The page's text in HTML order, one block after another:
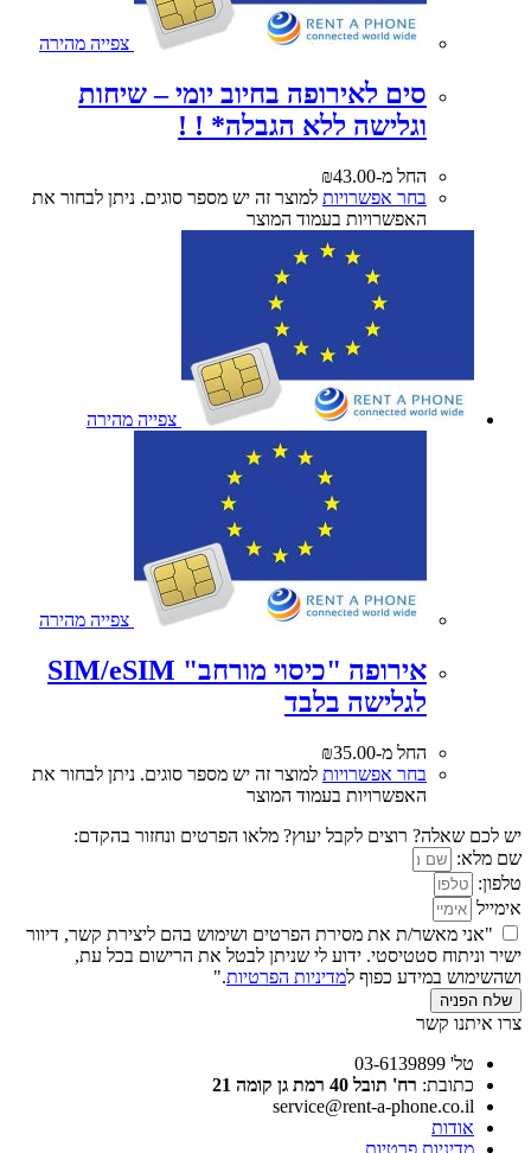
צפייה מהירה
סים לאירופה בחיוב יומי – שיחות
וגלישה ללא הגבלה* ! !
החל מ- ₪43.00
בחר אפשרויות למוצר זה יש מספר סוגים. ניתן לבחור את
האפשרויות בעמוד המוצר
צפייה מהירה
צפייה מהירה
אירופה "כיסוי מורחב" SIM/eSIM
לגלישה בלבד
החל מ- ₪35.00
בחר אפשרויות למוצר זה יש מספר סוגים. ניתן לבחור את
האפשרויות בעמוד המוצר
יש לכם שאלה? רוצים לקבל יעוץ? מלאו הפרטים ונחזור בהקדם:
שם מלא:
טלפון:
אימייל
"אני מאשר/ת את מסירת הפרטים ושימוש בהם ליצירת קשר, דיוור
ישיר וניתוח סטטיסטי. ידוע לי שניתן לבטל את הרישום בכל עת,
ושהשימוש במידע כפוף ל מדיניות הפרטיות."
שלח הפניה
צרו איתנו קשר
טל' 03-6139899
כתובת:רח' תובל 40 רמת גן קומה 21
service@rent-a-phone.co.il
אודות
מדיניות פרטיות